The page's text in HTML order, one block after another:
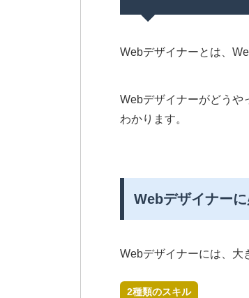
Webデザイナーとは、
Webデザイナーがどうや
わかります。
Webデザイナー
Webデザイナーには、大
2種類のスキル